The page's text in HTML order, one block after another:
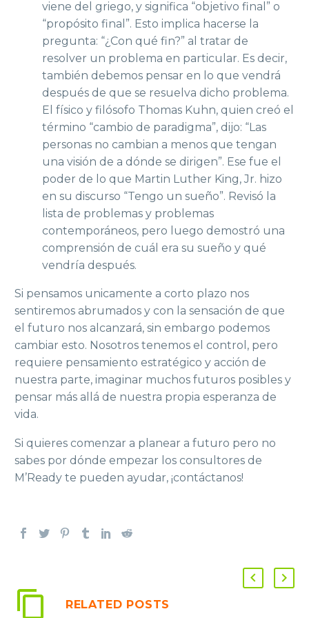
viene del griego, y significa “objetivo final” o
“propósito final”. Esto implica hacerse la
pregunta: “¿Con qué fin?” al tratar de
resolver un problema en particular. Es decir,
también debemos pensar en lo que vendrá
después de que se resuelva dicho problema.
El físico y filósofo Thomas Kuhn, quien creó el
término “cambio de paradigma”, dijo: “Las
personas no cambian a menos que tengan
una visión de a dónde se dirigen”. Ese fue el
poder de lo que Martin Luther King, Jr. hizo
en su discurso “Tengo un sueño”. Revisó la
lista de problemas y problemas
contemporáneos, pero luego demostró una
comprensión de cuál era su sueño y qué
vendría después.
Si pensamos unicamente a corto plazo nos
sentiremos abrumados y con la sensación de que
el futuro nos alcanzará, sin embargo podemos
cambiar esto. Nosotros tenemos el control, pero
requiere pensamiento estratégico y acción de
nuestra parte, imaginar muchos futuros posibles y
pensar más allá de nuestra propia esperanza de
vida.
Si quieres comenzar a planear a futuro pero no
sabes por dónde empezar los consultores de
M’Ready te pueden ayudar, ¡contáctanos!
RELATED POSTS